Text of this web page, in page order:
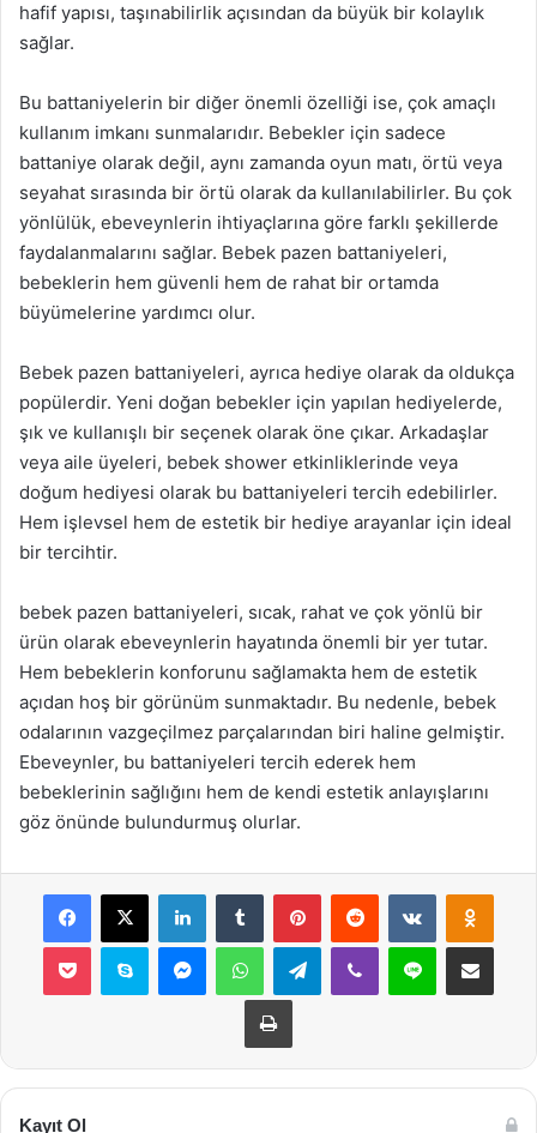
hafif yapısı, taşınabilirlik açısından da büyük bir kolaylık
sağlar.
Bu battaniyelerin bir diğer önemli özelliği ise, çok amaçlı
kullanım imkanı sunmalarıdır. Bebekler için sadece
battaniye olarak değil, aynı zamanda oyun matı, örtü veya
seyahat sırasında bir örtü olarak da kullanılabilirler. Bu çok
yönlülük, ebeveynlerin ihtiyaçlarına göre farklı şekillerde
faydalanmalarını sağlar. Bebek pazen battaniyeleri,
bebeklerin hem güvenli hem de rahat bir ortamda
büyümelerine yardımcı olur.
Bebek pazen battaniyeleri, ayrıca hediye olarak da oldukça
popülerdir. Yeni doğan bebekler için yapılan hediyelerde,
şık ve kullanışlı bir seçenek olarak öne çıkar. Arkadaşlar
veya aile üyeleri, bebek shower etkinliklerinde veya
doğum hediyesi olarak bu battaniyeleri tercih edebilirler.
Hem işlevsel hem de estetik bir hediye arayanlar için ideal
bir tercihtir.
bebek pazen battaniyeleri, sıcak, rahat ve çok yönlü bir
ürün olarak ebeveynlerin hayatında önemli bir yer tutar.
Hem bebeklerin konforunu sağlamakta hem de estetik
açıdan hoş bir görünüm sunmaktadır. Bu nedenle, bebek
odalarının vazgeçilmez parçalarından biri haline gelmiştir.
Ebeveynler, bu battaniyeleri tercih ederek hem
bebeklerinin sağlığını hem de kendi estetik anlayışlarını
göz önünde bulundurmuş olurlar.
Facebook
X LinkedInTumblr PinterestReddit VKontakte
Pocket Skype MessengerWhatsAppTelegramViber Line E-Posta ile
Yazdır
Kayıt Ol